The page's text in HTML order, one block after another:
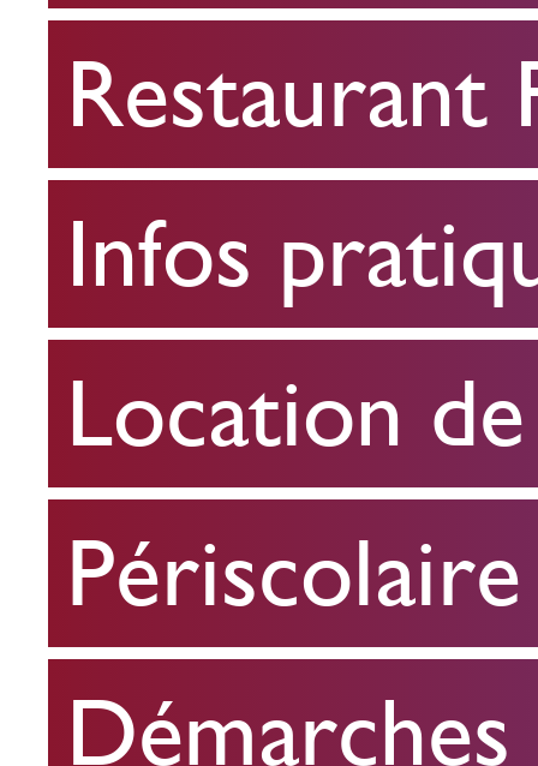
FPA
Infos
pratiques
Location
de
salle
Périscolaire
Restaurant
Infos
Location
Périscolaire